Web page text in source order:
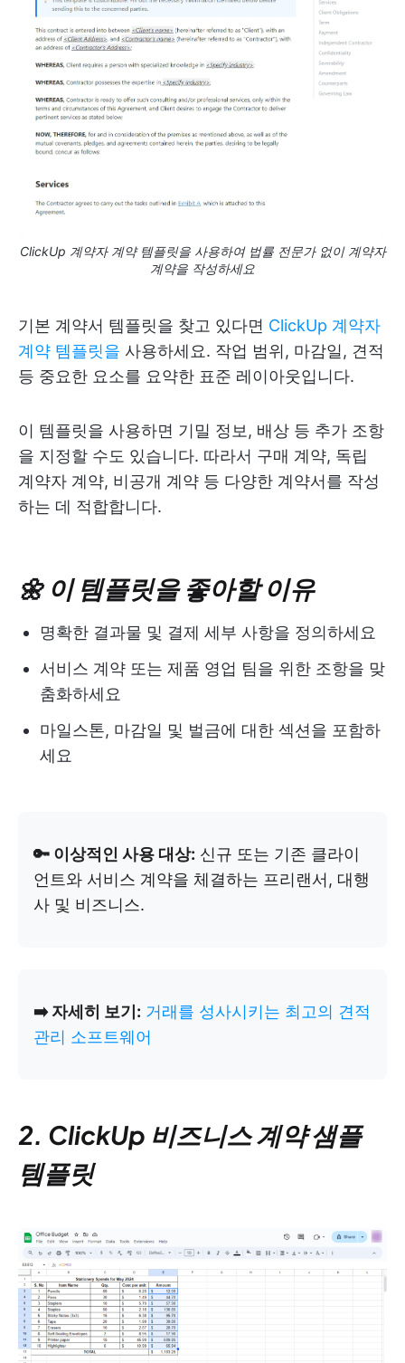
ClickUp 계약자 계약 템플릿을 사용하여 법률 전문가 없이 계약자
계약을 작성하세요
기본 계약서 템플릿을 찾고 있다면 ClickUp 계약자
계약 템플릿을 사용하세요. 작업 범위, 마감일, 견적
등 중요한 요소를 요약한 표준 레이아웃입니다.
이 템플릿을 사용하면 기밀 정보, 배상 등 추가 조항
을 지정할 수도 있습니다. 따라서 구매 계약, 독립
계약자 계약, 비공개 계약 등 다양한 계약서를 작성
하는 데 적합합니다.
🌼 이 템플릿을 좋아할 이유
명확한 결과물 및 결제 세부 사항을 정의하세요
서비스 계약 또는 제품 영업 팀을 위한 조항을 맞
춤화하세요
마일스톤, 마감일 및 벌금에 대한 섹션을 포함하
세요
🔑 이상적인 사용 대상: 신규 또는 기존 클라이
언트와 서비스 계약을 체결하는 프리랜서, 대행
사 및 비즈니스.
➡️ 자세히 보기: 거래를 성사시키는 최고의 견적
관리 소프트웨어
2. ClickUp 비즈니스 계약 샘플
템플릿